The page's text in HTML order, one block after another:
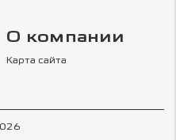
О компании
Карта сайта